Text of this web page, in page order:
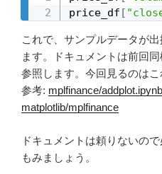
price_df [
これで、サンプルデータが
ます。ドキュメントは前回
参照します。今回見るのはこ
参考: mplfinance/
matplotlib/mplfinance
ドキュメントは頼りないの
もみましょう。